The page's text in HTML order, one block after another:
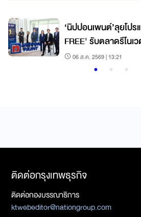
‘นิปปอนเพนต์’ลุยโป
FREE' รับตลาดรีโนเ
06 ส.ค. 2569 | 13:21
ติดต่อกรุงเทพธุรกิจ
ติดต่อกองบรรณาธิการ
ktwebeditor@nationgroup.com